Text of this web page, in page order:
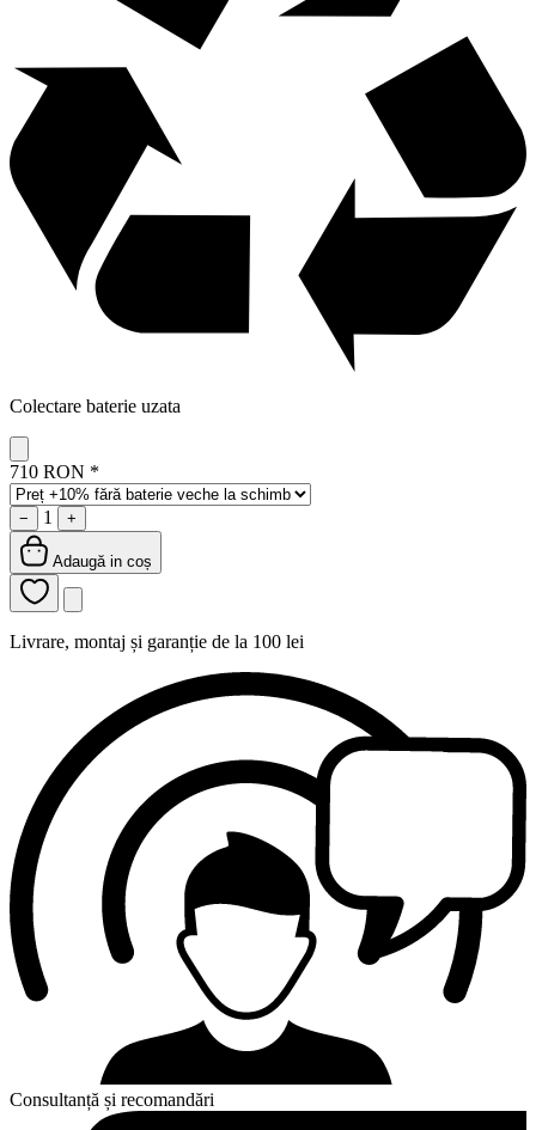
Colectare baterie uzata
710 RON *
− 1 +
Adaugă in coș
Livrare, montaj și garanție de la 100 lei
Consultanță și recomandări